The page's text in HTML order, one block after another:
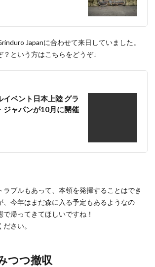
Japanに合わせて来日していました。
という方はこちらをどうぞ↓
イベント日本上陸 グラ
ジャパンが10月に開催
ラブルもあって、本領を発揮することはでき
、今年はまだ森に入る予定もあるようなの
帰ってきてほしいですね！
さい。
つつ撤収